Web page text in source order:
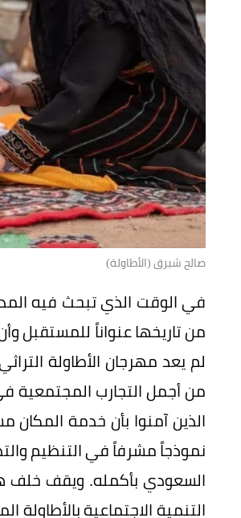
صالح شبرق (الأطاولة)
في الوقت الذي تبحث فيه
لم يعد مهرجان الأطاولة
من أجمل التجارب المجتمعية
الذين آمنوا بأن خدمة المكان
نموذجاً مشرفاً في التنظيم
السعودي بأكمله. ويقف خلف
التنمية الاجتماعية